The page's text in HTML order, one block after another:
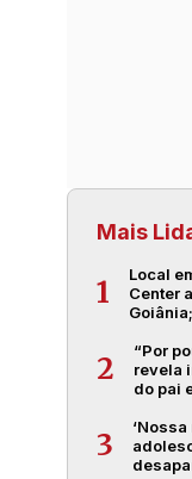
Mais
1
Local
Center
2
“Por
revela
do pai
3